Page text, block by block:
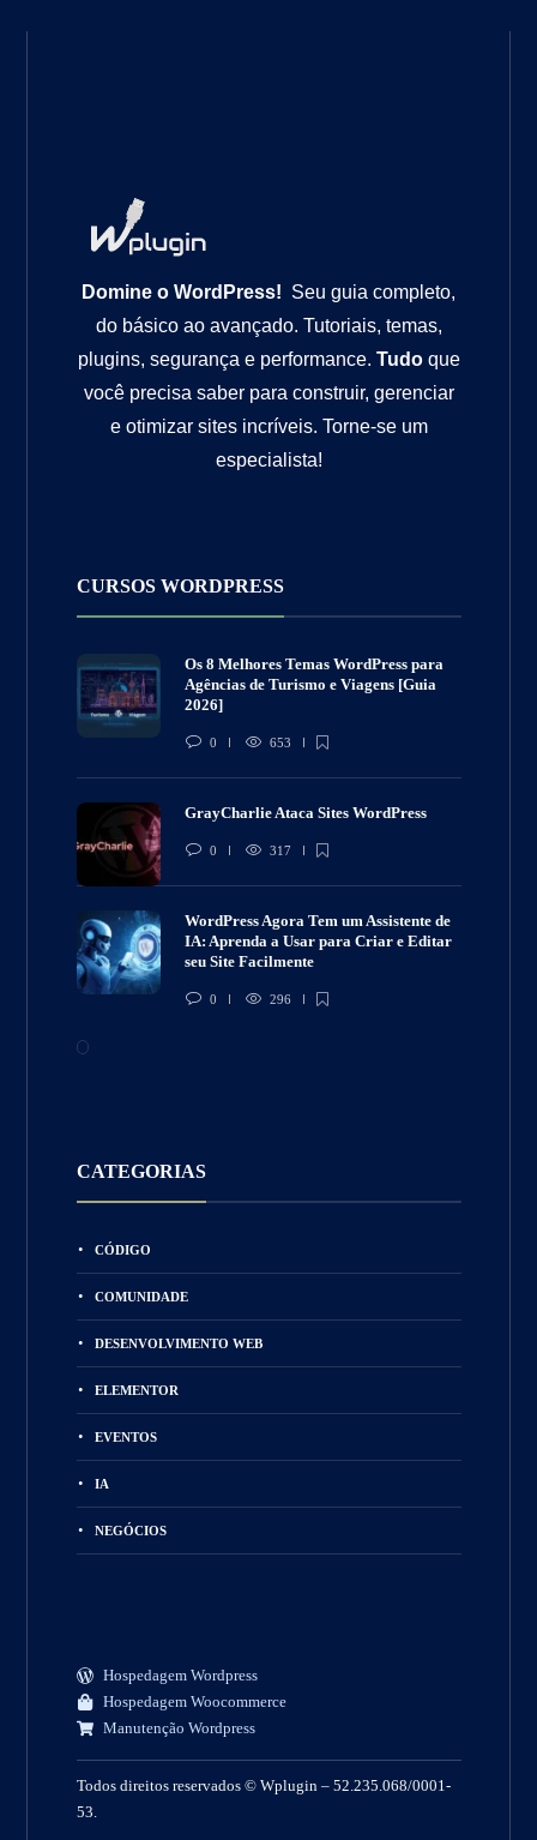
Domine o WordPress! Seu guia completo,
do básico ao avançado. Tutoriais, temas,
plugins, segurança e performance. Tudoque
você precisa saber para construir, gerenciar
e otimizar sites incríveis. Torne-se um
especialista!
CURSOS WORDPRESS
Os 8 Melhores Temas WordPress para
Agências de Turismo e Viagens [Guia
2026]
0 653
GrayCharlie Ataca Sites WordPress
0 317
WordPress Agora Tem um Assistente de
IA: Aprenda a Usar para Criar e Editar
seu Site Facilmente
0 296
CATEGORIAS
CÓDIGO
COMUNIDADE
DESENVOLVIMENTO WEB
ELEMENTOR
EVENTOS
IA
NEGÓCIOS
Hospedagem Wordpress
Hospedagem Woocommerce
Manutenção Wordpress
Todos direitos reservados © Wplugin – 52.235.068/0001-
53.